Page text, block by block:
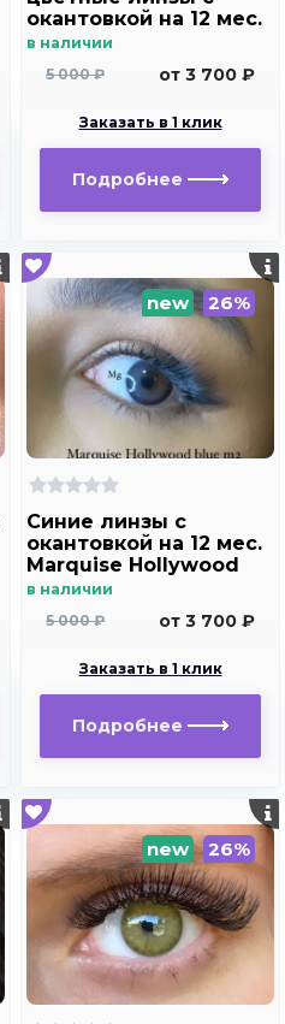
окантовкой на 12 мес.
Marquise Manuel blue
в наличии
5 000 ₽
от 3 700 ₽
Заказать в 1 клик
Подробнее
new 26%
Синие линзы c
окантовкой на 12 мес.
Marquise Hollywood
blue m2
в наличии
5 000 ₽
от 3 700 ₽
Заказать в 1 клик
Подробнее
new 26%